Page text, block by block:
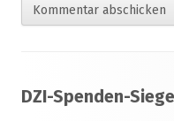
Inhalt
DZI-Spenden-